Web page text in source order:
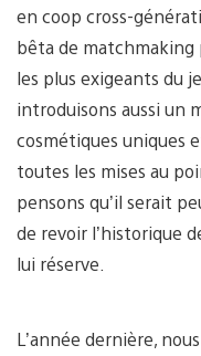
en coop cross-
bêta de
les plus exigeants du
introduisons aussi un
cosmétiques uniques
toutes les mises au
pensons qu’il serait
de revoir l’historique
lui réserve.
L’année dernière,